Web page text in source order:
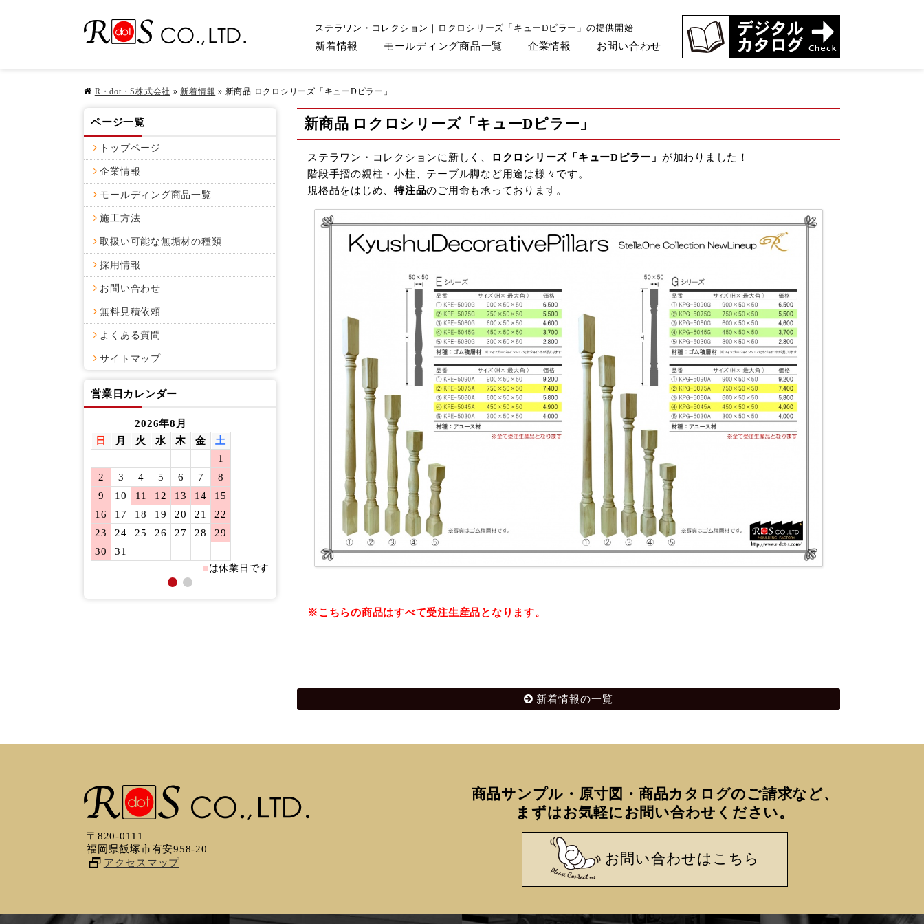
ステラワン・コレクション｜ロクロシリーズ「キューDピラー」の提供開始
新着情報 モールディング商品一覧 企業情報 お問い合わせ
R・dot・S株式会社 »新着情報 » 新商品 ロクロシリーズ「キューDピラー」
新商品 ロクロシリーズ「キューDピラー」
ステラワン・コレクションに新しく、 ロクロシリーズ「キューDピラー」 が加わりました！
階段手摺の親柱・小柱、テーブル脚など用途は様々です。
規格品をはじめ、 特注品のご用命も承っております。
※こちらの商品はすべて受注生産品となります。
新着情報の一覧
ページ一覧
トップページ
企業情報
モールディング商品一覧
施工方法
取扱い可能な無垢材の種類
採用情報
お問い合わせ
無料見積依頼
よくある質問
サイトマップ
営業日カレンダー
2026年8月
日
月 火 水 木 金
土
1
2
3 4 5 6 7
8
9
10 11 12 13 14
15
16
17 18 19 20 21
22
23
24 25 26 27 28
29
30
31
■は休業日です
2026年9月
木 金
4
5
10 11
12
16 17 18
19
25
26
30
■は休業日です
〒820-0111
福岡県飯塚市有安958-20
アクセスマップ
商品サンプル・原寸図・商品カタログのご請求など、
まずはお気軽にお問い合わせください。
お問い合わせはこちら